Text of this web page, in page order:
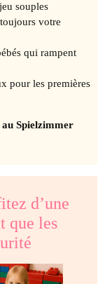
souples
votre
qui rampent
pour les premières
Spielzimmer
d’une
que les